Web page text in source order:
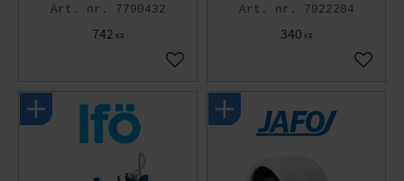
7790432
742 KR
Lägg till i favoriter
7922204
340 KR
Lägg